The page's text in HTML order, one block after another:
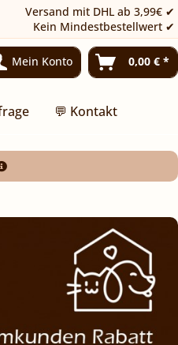
Versand mit DHL ab 3,99€ ✔
Kein Mindestbestellwert ✔
Mein Konto 0,00 € *
💬 Kontakt